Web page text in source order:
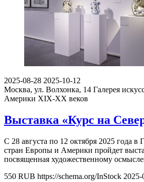
2025-08-28 2025-10-12
Москва, ул. Волхонка, 14 Галерея
Америки XIX-ХХ веков
Выставка «Курс на
С 28 августа по 12 октября 2025 года в
стран Европы и Америки пройдет
посвященная художественному
550 RUB https://schema.org/InStock